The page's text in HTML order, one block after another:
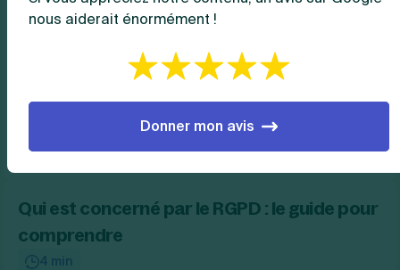
effectuer les entreprises en 2026 ?
La mise en conformité au RGPD est obligatoire pour toutes
les entreprises de l’Union européenne, à défaut, des
Qui est concerné par le RGPD : le guide pour
comprendre
4 min
nous aiderait énormément !
Donner mon avis